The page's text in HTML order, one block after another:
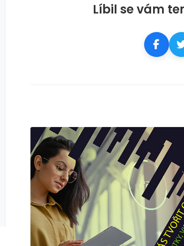
galerie: cviky
Líbil se vám